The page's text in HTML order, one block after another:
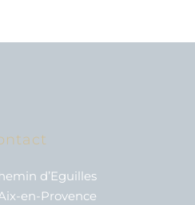
d’Eguilles
en-Provence